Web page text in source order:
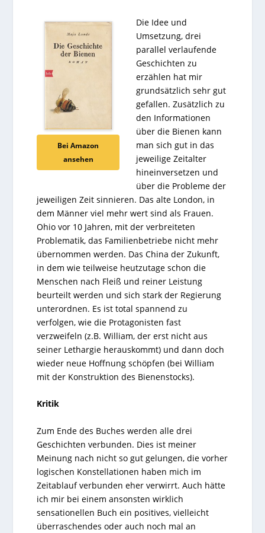
Bei Amazon
ansehen
Die Idee und
Umsetzung, drei
parallel verlaufende
Geschichten zu
erzählen hat mir
grundsätzlich sehr gut
gefallen. Zusätzlich zu
den Informationen
über die Bienen kann
man sich gut in das
jeweilige Zeitalter
hineinversetzen und
über die Probleme der
jeweiligen Zeit sinnieren. Das alte London, in
dem Männer viel mehr wert sind als Frauen.
Ohio vor 10 Jahren, mit der verbreiteten
Problematik, das Familienbetriebe nicht mehr
übernommen werden. Das China der Zukunft,
in dem wie teilweise heutzutage schon die
Menschen nach Fleiß und reiner Leistung
beurteilt werden und sich stark der Regierung
unterordnen. Es ist total spannend zu
verfolgen, wie die Protagonisten fast
verzweifeln (z.B. William, der erst nicht aus
seiner Lethargie herauskommt) und dann doch
wieder neue Hoffnung schöpfen (bei William
mit der Konstruktion des Bienenstocks).
Kritik
Zum Ende des Buches werden alle drei
Geschichten verbunden. Dies ist meiner
Meinung nach nicht so gut gelungen, die vorher
logischen Konstellationen haben mich im
Zeitablauf verbunden eher verwirrt. Auch hätte
ich mir bei einem ansonsten wirklich
sensationellen Buch ein positives, vielleicht
überraschendes oder auch noch mal an